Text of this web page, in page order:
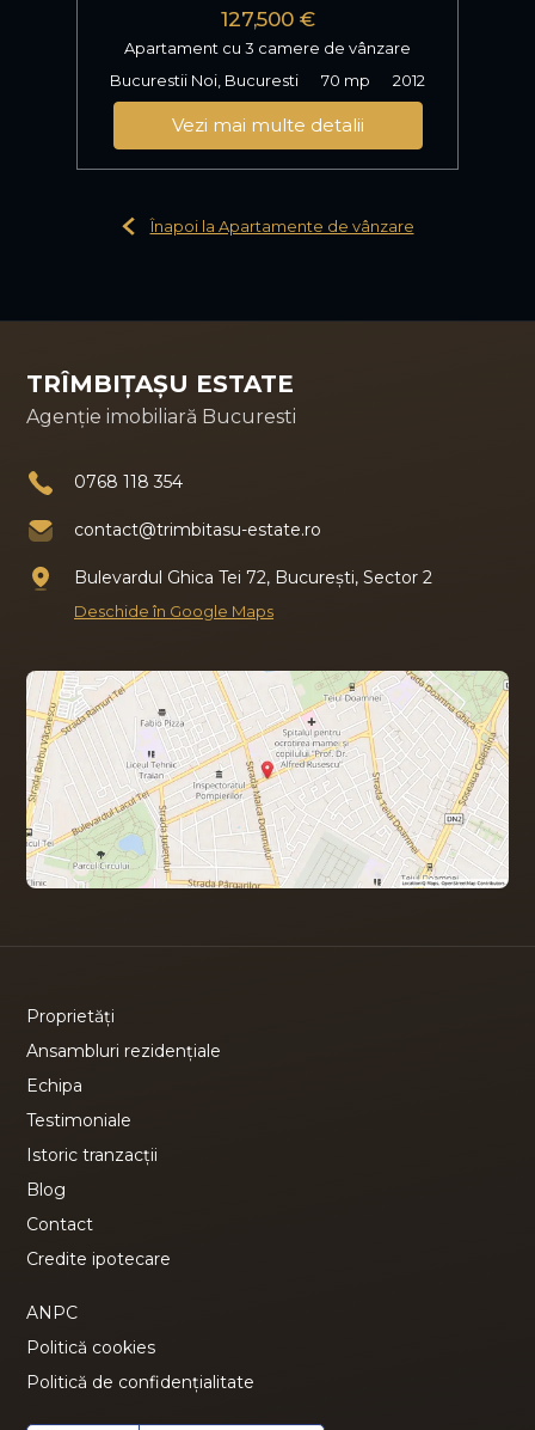
127,500 €
Apartament cu 3 camere de vânzare
Bucurestii Noi, Bucuresti
70 mp 2012
Vezi mai multe detalii
Înapoi la Apartamente de vânzare
TRÎMBIȚAȘU ESTATE
Agenție imobiliară Bucuresti
0768 118 354
contact@trimbitasu-estate.ro
Bulevardul Ghica Tei 72, București, Sector 2
Deschide în Google Maps
Proprietăți
Ansambluri rezidențiale
Echipa
Testimoniale
Istoric tranzacții
Blog
Contact
Credite ipotecare
ANPC
Politică cookies
Politică de confidențialitate